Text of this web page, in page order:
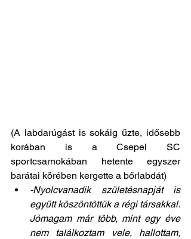
(A labdarúgást is sokáig űzte, idősebb
korában is a Csepel SC
sportcsarnokában hetente egyszer
barátai körében kergette a bőrlabdát)
-Nyolcvanadik születésnapját is
együtt köszöntöttük a régi társakkal.
Jómagam már több, mint egy éve
nem találkoztam vele, hallottam,